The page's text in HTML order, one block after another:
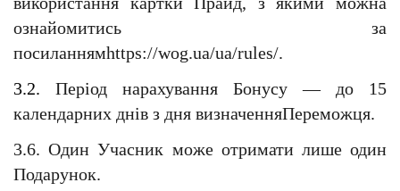
ознайомитись за
посиланнямhttps://wog.ua/ua/rules/.
3.2. Період нарахування Бонусу — до 15
календарних днів з дня визначенняПереможця.
3.6. Один Учасник може отримати лише один
Подарунок.